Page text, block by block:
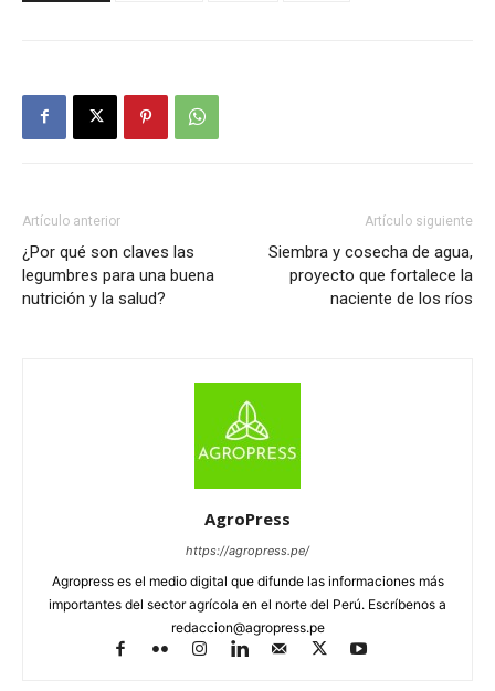
Artículo anterior
¿Por qué son claves las
legumbres para una buena
nutrición y la salud?
Artículo siguiente
Siembra y cosecha de agua,
proyecto que fortalece la
naciente de los ríos
AgroPress
https://agropress.pe/
Agropress es el medio digital que difunde las informaciones más
importantes del sector agrícola en el norte del Perú. Escríbenos a
redaccion@agropress.pe